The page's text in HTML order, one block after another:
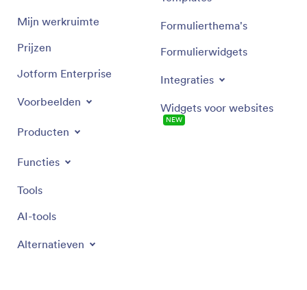
Mijn werkruimte
Prijzen
Jotform Enterprise
Voorbeelden
Producten
Functies
Tools
AI-tools
Alternatieven
Formulierthema's
Formulierwidgets
Integraties
Widgets voor websites
NEW